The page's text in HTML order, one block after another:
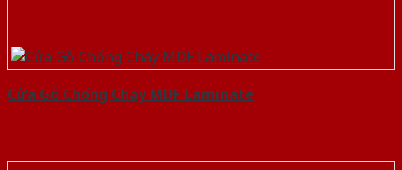
Cửa Gỗ Chống Cháy MDF Laminate